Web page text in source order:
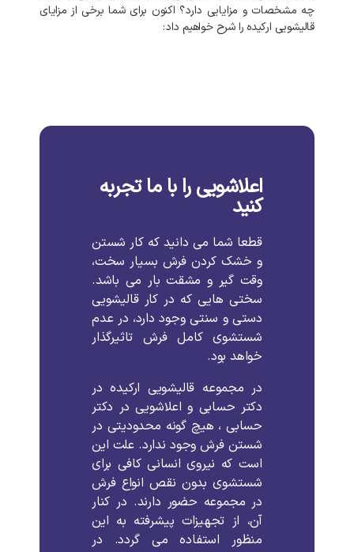
چه مشخصات و مزایایی دارد؟ اکنون برای شما برخی از مزایای
قالیشویی ارکیده راشرح خواهیم داد:
اعلاشویی را با ما تجربه
کنید
قطعا شما می دانید که کار شستن
و خشک کردن فرش بسیار سخت،
وقت گیر و مشقت بار می باشد.
سختی هایی که در کار قالیشویی
دستی و سنتی وجود دارد، در عدم
شستشوی کامل فرش تاثیرگذار
خواهد بود.
در مجموعه قالیشویی ارکیده در
دکتر حسابی و اعلاشویی در دکتر
حسابی ، هیچ گونه محدودیتی در
شستن فرش وجود ندارد.علت این
است که نیروی انسانی کافی برای
شستشوی بدون نقص انواع فرش
در مجموعه حضور دارند. در کنار
آن، از تجهیزات پیشرفته به این
منظور
استفاده می گردد. در